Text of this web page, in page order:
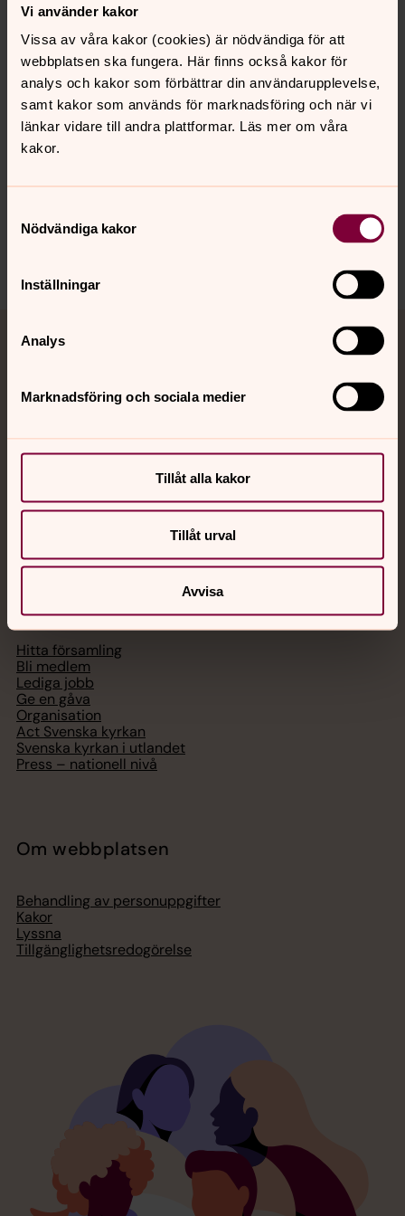
Vi använder kakor
Vissa av våra kakor (cookies) är nödvändiga för att
webbplatsen ska fungera. Här finns också kakor för
analys och kakor som förbättrar din användarupplevelse,
samt kakor som används för marknadsföring och när vi
länkar vidare till andra plattformar. Läs mer om våra
kakor.
Nödvändiga kakor
Inställningar
Analys
Marknadsföring och sociala medier
Tillåt alla kakor
Tillåt urval
Avvisa
Karlsson, Aasulv Lande, Mia Lövheim, Marcus Moberg,
Lagerlöf Nilsson, Roland Spujth, Jørgen Straarup, Esbjörn
Särdquist.
Svenska kyrkan. Forskardagar, På spaning-: från
Svenska kyrkans forskardagar 2007, Verbum,
Stockholm, 2008. ISBN: 9789152632062
Senast ändrad 6 oktober 2022
Jourhavande präst
Akut samtals- och krisstöd. Prata eller chatta anonymt
Telefon 112
Hitta församling
Bli medlem
Lediga jobb
Ge en gåva
Organisation
Act Svenska kyrkan
Svenska kyrkan i utlandet
Press – nationell nivå
Om webbplatsen
Behandling av personuppgifter
Kakor
Lyssna
Tillgänglighetsredogörelse